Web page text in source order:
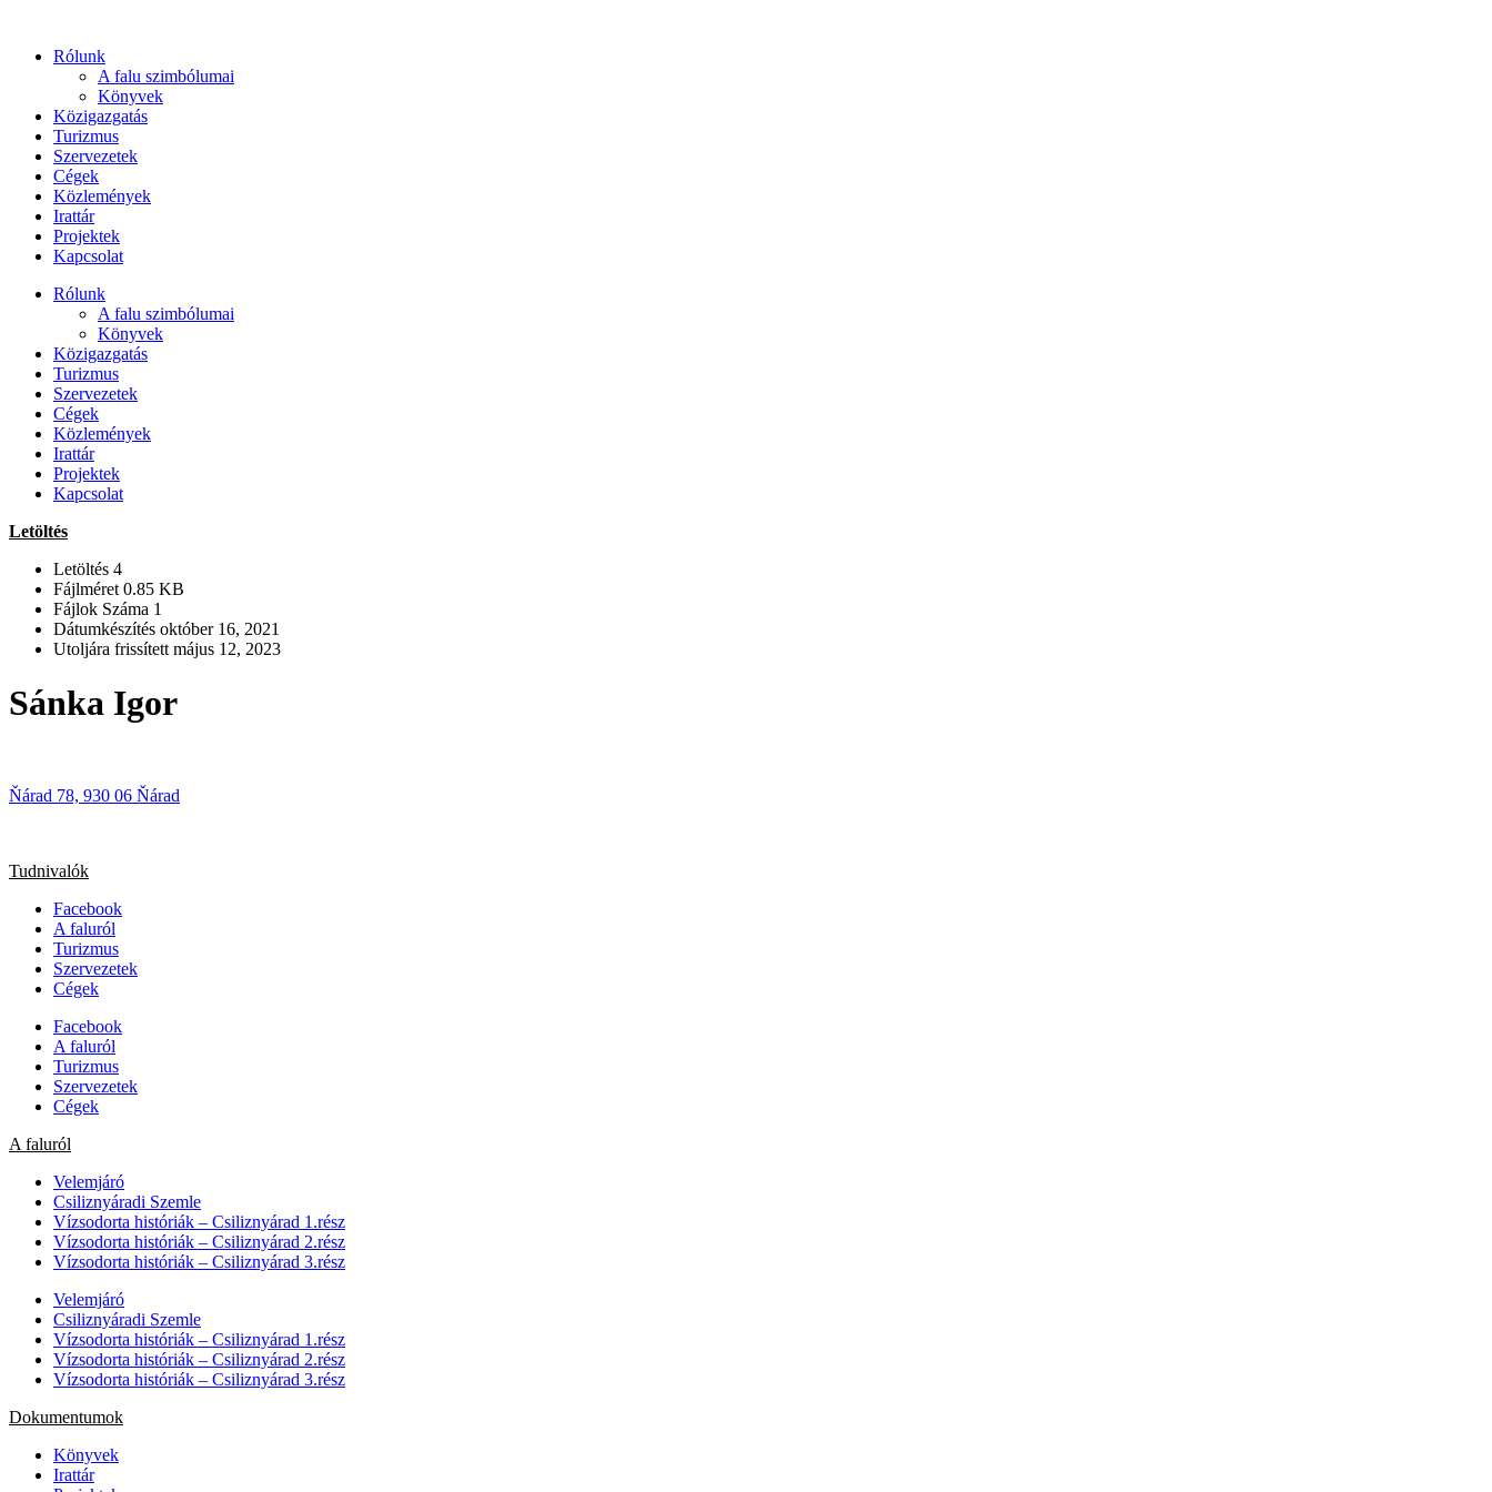
tartalomhoz
Rólunk
A falu szimbólumai
Könyvek
Közigazgatás
Turizmus
Szervezetek
Cégek
Közlemények
Irattár
Projektek
Kapcsolat
Rólunk
A falu szimbólumai
Könyvek
Közigazgatás
Turizmus
Szervezetek
Cégek
Közlemények
Irattár
Projektek
Kapcsolat
Letöltés
Letöltés 4
Fájlméret 0.85 KB
Fájlok Száma 1
Dátumkészítés október 16, 2021
Utoljára frissített május 12, 2023
Sánka Igor
Ňárad 78, 930 06 Ňárad
Tudnivalók
Facebook
A faluról
Turizmus
Szervezetek
Cégek
Facebook
A faluról
Turizmus
Szervezetek
Cégek
A faluról
Velemjáró
Csiliznyáradi Szemle
Vízsodorta históriák – Csiliznyárad 1.rész
Vízsodorta históriák – Csiliznyárad 2.rész
Vízsodorta históriák – Csiliznyárad 3.rész
Velemjáró
Csiliznyáradi Szemle
Vízsodorta históriák – Csiliznyárad 1.rész
Vízsodorta históriák – Csiliznyárad 2.rész
Vízsodorta históriák – Csiliznyárad 3.rész
Dokumentumok
Könyvek
Irattár